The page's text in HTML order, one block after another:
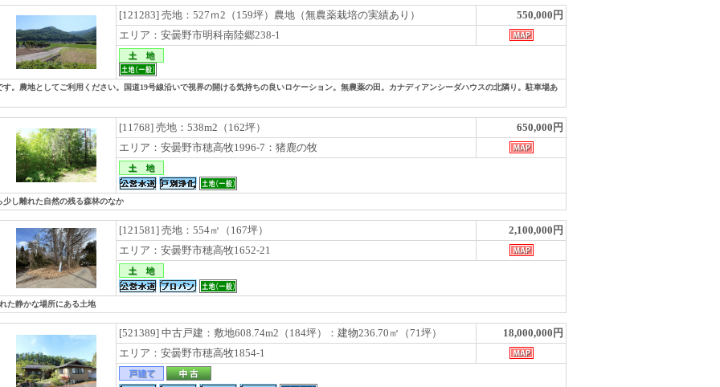
[121283] 売地：527ｍ2（159坪）農地（無農薬栽培の実績あり）
550,000円
エリア：安曇野市明科南陸郷238-1
。農地としてご利用ください。国道19号線沿いで視界の開ける気持ちの良いロケーション。無農薬の田。カナディアンシーダハウスの北隣り。駐車場あ
[11768] 売地：538m2（162坪）
650,000円
エリア：安曇野市穂高牧1996-7：猪鹿の牧
少し離れた自然の残る森林のなか
[121581] 売地：554㎡（167坪）
2,100,000円
エリア：安曇野市穂高牧1652-21
た静かな場所にある土地
[521389] 中古戸建：敷地608.74m2（184坪）：建物236.70㎡（71坪）
18,000,000円
エリア：安曇野市穂高牧1854-1